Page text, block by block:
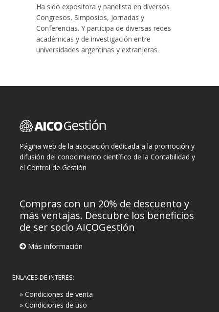
Ha sido expositora y panelista en diversos
Congresos, Simposios, Jornadas y
Conferencias. Y participa de diversas redes
académicas y de investigación entre
universidades argentinas y extranjeras.
Página web de la asociación dedicada a la promoción y
difusión del conocimiento científico de la Contabilidad y
el Control de Gestión
Compras con un 20% de descuento y
más ventajas. Descubre los beneficios
de ser socio AICOGestión
Más información
ENLACES DE INTERÉS:
» Condiciones de venta
» Condiciones de uso